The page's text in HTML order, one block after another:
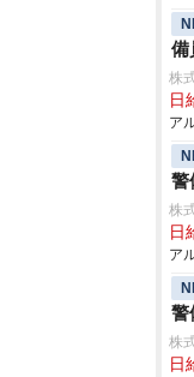
備
株
日
ア
警
株
日
ア
警
株
日